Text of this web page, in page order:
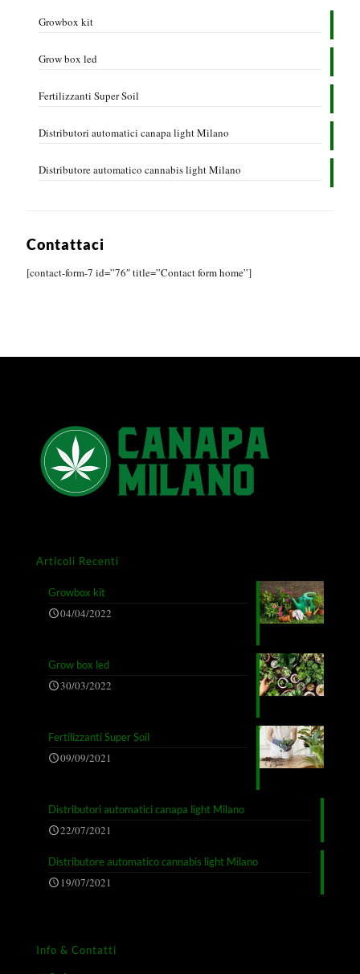
Growbox kit
Grow box led
Fertilizzanti Super Soil
Distributori automatici canapa light Milano
Distributore automatico cannabis light Milano
Contattaci
[contact-form-7 id=”76″ title=”Contact form home”]
Articoli Recenti
Growbox kit
04/04/2022
Grow box led
30/03/2022
Fertilizzanti Super Soil
09/09/2021
Distributori automatici canapa light Milano
22/07/2021
Distributore automatico cannabis light Milano
19/07/2021
Info & Contatti